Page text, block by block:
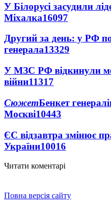
У Білорусі засудили
Міхалка16097
Другий за день: у РФ
генерала13329
У МЗС РФ відкинули
війни11317
СюжетБенкет
Москві10443
ЄС відзавтра змінює
України10016
Читати коментарі
Повна версія сайту